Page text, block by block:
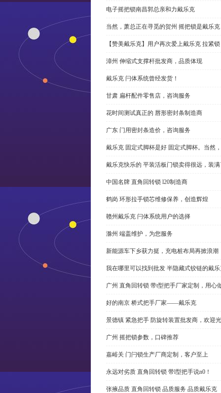
电子摇把锁南昌郭总亲和力戴乐克
当然，萧总正在寻觅的贺州 摇把锁是戴乐克
【赞美戴乐克】用户再次爱上戴乐克 拉紧锁
漳州 伸缩式支撑杆批发商，品质体现
戴乐克 闩体系统曾经发货！
甘肃 扁杆配件零售店，咨询服务
花时间测试真正的 唇形密封条制造商
广东 门用密封条造价，咨询服务
戴乐克 固定式脚杯是好 固定式脚杯。当然
戴乐克快乐的 平装活板门锁卖得很远，装
中国名牌 直角回转锁 l20制造商
鹤岗 环形拉手锁芯维修保养，创造辉煌
赣州戴乐克 闩体系统用户的选择
滁州 端盖维护，为您服务
新能源车下乡获力挺，充电桩布局再掀浪潮
我在哪里可以找到批发 半隐藏式铰链的戴
广州 直角回转锁 带t型把手厂家定制，用心
好的南京 桥式把手厂家——戴乐克
景德镇 紧急把手 防旋转装置批发商，欢迎
广州 摇把锁参数，口碑推荐
嘉峪关 门闩锁生产厂商定制，客户至上
永远对劣质 直角回转锁 带l型把手说n0！
张掖品质 直角回转锁 品质服务 品质戴乐克